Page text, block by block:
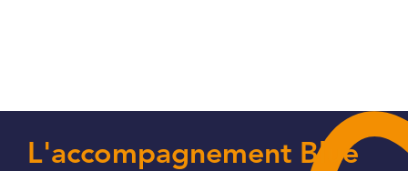
L'accompagnement Blue